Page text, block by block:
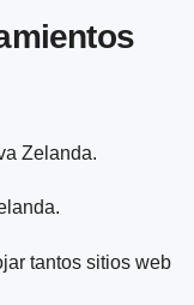
Zelanda.
tantos sitios web